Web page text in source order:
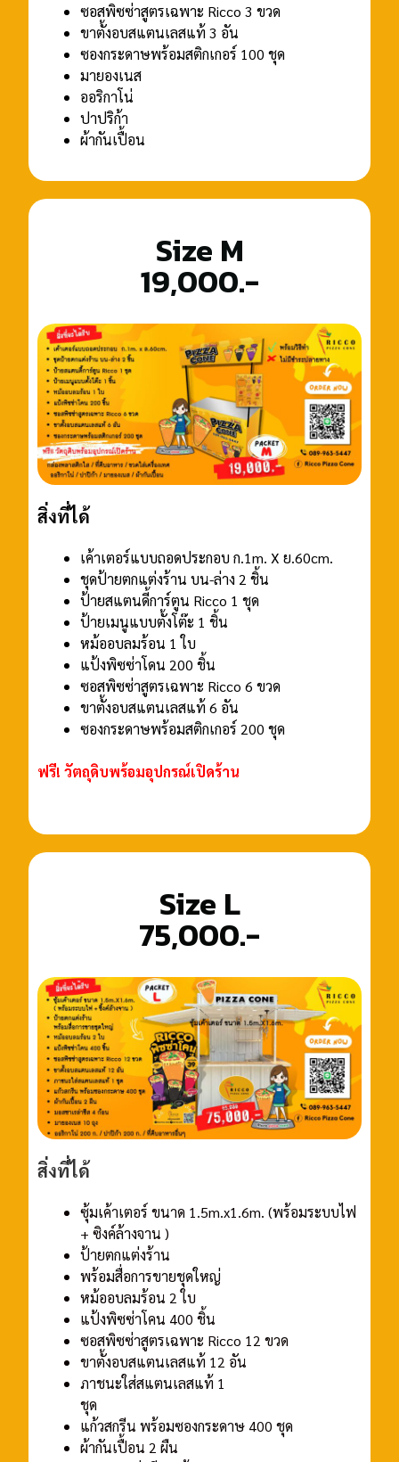
ซอสพิซซ่าสูตรเฉพาะ Ricco 3 ขวด
ขาตั้งอบสแตนเลสแท้ 3 อัน
ซองกระดาษพร้อมสติกเกอร์ 100 ชุด
มายองเนส
ออริกาโน่
ปาปริก้า
ผ้ากันเปื้อน
Size M
19,000.-
สิ่งที่ได้
เค้าเตอร์แบบถอดประกอบ ก.1m. X ย.60cm.
ชุดป้ายตกแต่งร้าน บน-ล่าง 2 ชิ้น
ป้ายสแตนดี้การ์ตูน Ricco 1 ชุด
ป้ายเมนูแบบตั้งโต๊ะ 1 ชิ้น
หม้ออบลมร้อน 1 ใบ
แป้งพิซซ่าโดน 200 ชิ้น
ซอสพิซซ่าสูตรเฉพาะ Ricco 6 ขวด
ขาตั้งอบสแตนเลสแท้ 6 อัน
ซองกระดาษพร้อมสติกเกอร์ 200 ชุด
ฟรี! วัตถุดิบพร้อมอุปกรณ์เปิดร้าน
Size L
75,000.-
สิ่งที่ได้
ซุ้มเค้าเตอร์ ขนาด 1.5m.x1.6m. (พร้อมระบบไฟ
+ ซิงค์ล้างจาน )
ป้ายตกแต่งร้าน
พร้อมสื่อการขายชุดใหญ่
หม้ออบลมร้อน 2 ใบ
แป้งพิซซ่าโคน 400 ชิ้น
ซอสพิซซ่าสูตรเฉพาะ Ricco 12 ขวด
ขาตั้งอบสแตนเลสแท้ 12 อัน
ภาชนะใส่สแตนเลสแท้ 1
ชุด
แก้วสกรีน พร้อมซองกระดาษ 400 ชุด
ผ้ากันเปื้อน 2 ผืน